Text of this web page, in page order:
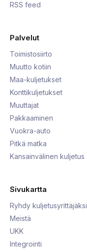
RSS feed
Palvelut
Toimistosiirto
Muutto kotiin
Maa-kuljetukset
Konttikuljetukset
Muuttajat
Pakkaaminen
Vuokra-auto
Pitkä matka
Kansainvälinen kuljetus
Sivukartta
Ryhdy kuljetusyrittäjäksi
Meistä
UKK
Integrointi